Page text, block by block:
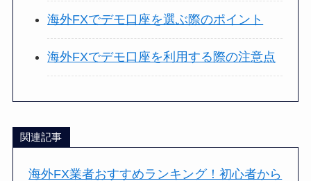
海外FXでデモ口座を選ぶ際のポイント
海外FXでデモ口座を利用する際の注意点
関連記事
海外FX業者おすすめランキング！初心者から